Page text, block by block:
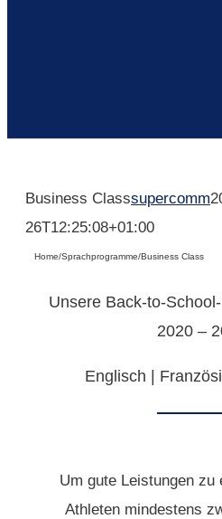
Business Classsupercomm
26T12:25:08+01:00
Home/Sprachprogramme/Business Class
Unsere Back-to-
2020 –
Englisch |
Um gute Leistungen zu
Athleten mindestens